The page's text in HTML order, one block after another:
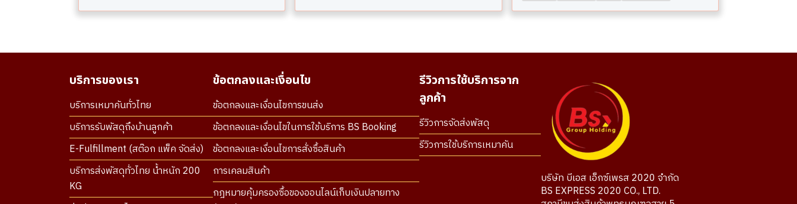
บริการของเรา
บริการเหมาคันทั่วไทย
บริการรับพัสดุถึงบ้านลูกค้า
E-Fulfillment (สต๊อก แพ็ค จัดส่ง)
บริการส่งพัสดุทั่วไทย น้ำหนัก 200
KG
ข้อตกลงและเงื่อนไข
ข้อตกลงและเงื่อนไขการขนส่ง
ข้อตกลงและเงื่อนไขในการใช้บริการ BS Booking
ข้อตกลงและเงื่อนไขการสั่งซื้อสินค้า
การเคลมสินค้า
กฎหมายคุ้มครองซื้อของออนไลน์เก็บเงินปลายทาง
รีวิวการใช้บริการจาก
ลูกค้า
รีวิวการจัดส่งพัสดุ
รีวิวการใช้บริการเหมาคัน
บริษัท บีเอส เอ็กซ์เพรส 2020 จำกัด
BS EXPRESS 2020 CO., LTD.